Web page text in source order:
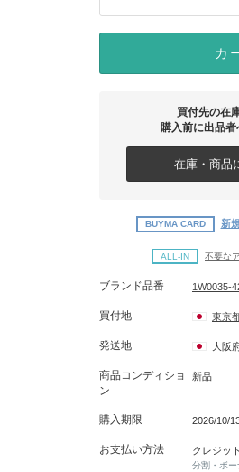
カ
買付先の在
購入前に出品者
在庫・商品
BUYMA CARD 新
ALL-IN 不要な
ブランド品番 1W0035-
買付地 東京
発送地 大阪
商品コンディショ
ン
新品
購入期限 2026/10/
お支払い方法 クレジッ
分割・ボー